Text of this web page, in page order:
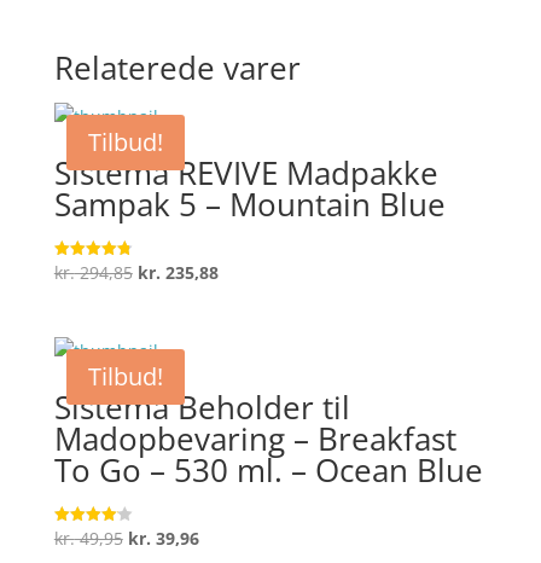
Relaterede varer
Tilbud!
Sistema REVIVE Madpakke
Sampak 5 – Mountain Blue
Vurderet
4.8
kr.294,85 Den
var:
kr. 294,85.
kr. 235,88Den
Tilbud!
Sistema Beholder til
Madopbevaring – Breakfast
To Go – 530 ml. – Ocean Blue
Vurderet
4.1
kr.49,95 Den
kr. 39,96Den